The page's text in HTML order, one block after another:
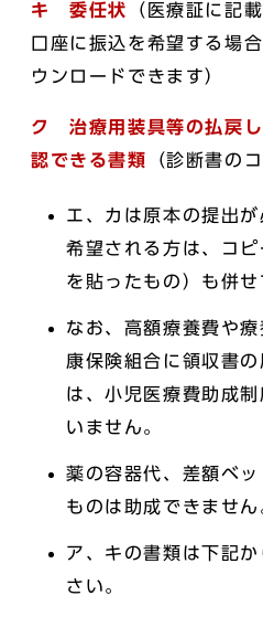
キ 委任状
（医療証に記
口座に振込を希望する場
ウンロードできます）
ク 治療用装具等の払戻
認できる書類
（診断書の
エ、カは原本の提出
希望される方は、コ
を貼ったもの）も併せ
なお、高額療養費や
康保険組合に領収書
は、小児医療費助成
いません。
薬の容器代、差額ベ
ものは助成できません
ア、キの書類は下記
さい。